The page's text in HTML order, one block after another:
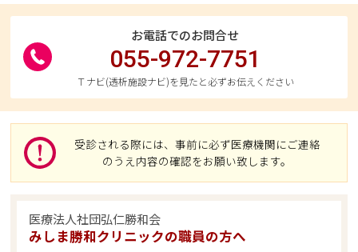
お電話でのお問合せ
055-972-7751
Ｔナビ(透析施設ナビ)を見たと必ずお伝えください
受診される際には、事前に必ず医療機関にご連絡
のうえ内容の確認をお願い致します。
医療法人社団弘仁勝和会
みしま勝和クリニックの職員の方へ